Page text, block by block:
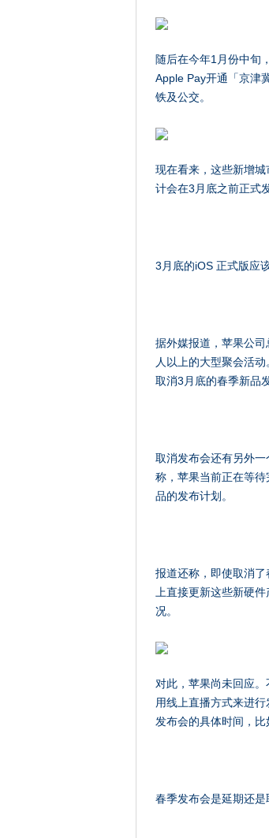
随后在今年1月份中旬
Apple Pay开通「京津
铁及公交。
现在看来，这些新增
计会在3月底之前正式
3月底的iOS 正式版应
据外媒报道，苹果公
人以上的大型聚会活
取消3月底的春季新品
取消发布会还有另外
称，苹果当前正在等待
品的发布计划。
报道还称，即使取消
上直接更新这些新硬
况。
对此，苹果尚未回应
用线上直播方式来进
发布会的具体时间，比
春季发布会是延期还